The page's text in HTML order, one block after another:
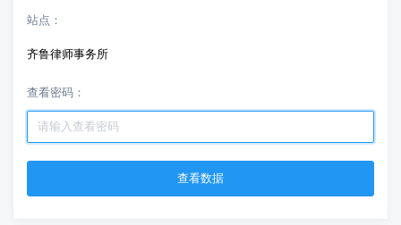
站点：
齐鲁律师事务所
查看密码：